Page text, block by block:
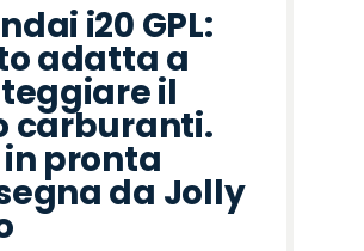
i20 GPL:
adatta a
il
carburanti.
pronta
da Jolly